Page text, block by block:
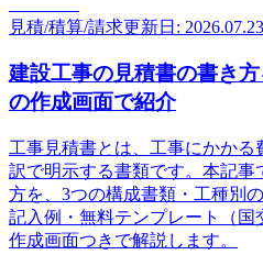
見積/積算/請求更新日: 2026.07.23
建設工事の見積書の書き
の作成画面で紹介
工事見積書とは、工事にかか
訳で明示する書類です。本記事
方を、3つの構成書類・工種別
記入例・無料テンプレート（
作成画面つきで解説します。